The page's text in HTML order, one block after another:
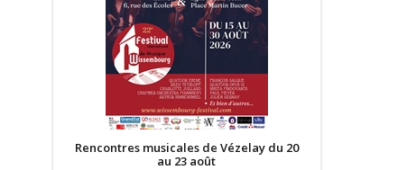
Rencontres musicales de Vézelay du 20
au 23 août